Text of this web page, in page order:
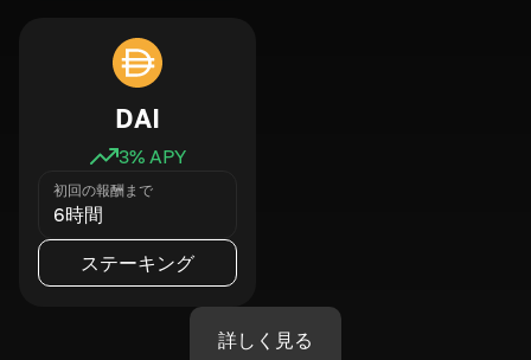
DAI
3% APY
初回の報酬まで
6時間
ステーキング
詳しく見る